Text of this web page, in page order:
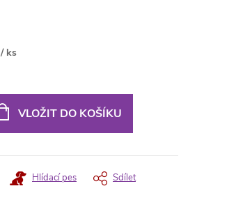
/ ks
VLOŽIT DO KOŠÍKU
Hlídací pes Sdílet